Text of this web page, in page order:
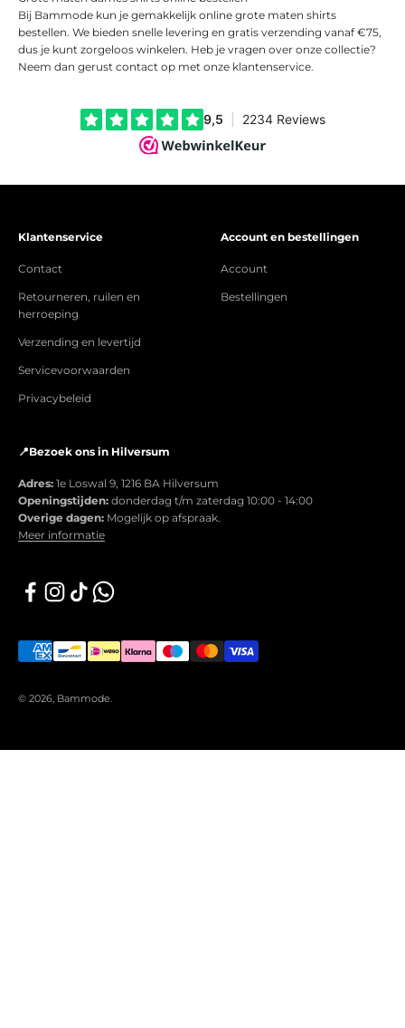
Bij Bammode kun je gemakkelijk online grote maten shirts
bestellen. We bieden snelle levering en gratis verzending vanaf €75,
dus je kunt zorgeloos winkelen. Heb je vragen over onze collectie?
Neem dan gerust contact op met onze klantenservice.
Klantenservice
Contact
Retourneren, ruilen en
herroeping
Verzending en levertijd
Servicevoorwaarden
Privacybeleid
Account en bestellingen
Account
Bestellingen
📍Bezoek ons in Hilversum
Adres: 1e Loswal 9, 1216 BA Hilversum
Openingstijden: donderdag t/m zaterdag 10:00 - 14:00
Overige dagen: Mogelijk op afspraak.
Meer informatie
© 2026, Bammode.